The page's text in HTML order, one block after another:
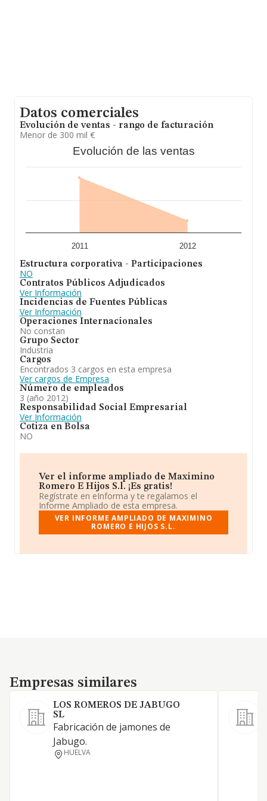
Datos comerciales
Evolución de ventas - rango de facturación
Menor de 300 mil €
Evolución de las ventas
2011 2012
Estructura corporativa - Participaciones
NO
Contratos Públicos Adjudicados
Ver Información
Incidencias de Fuentes Públicas
Ver Información
Operaciones Internacionales
No constan
Grupo Sector
Industria
Cargos
Encontrados 3 cargos en esta empresa
Ver cargos de Empresa
Número de empleados
3 (año 2012)
Responsabilidad Social Empresarial
Ver Información
Cotiza en Bolsa
NO
Ver el informe ampliado de Maximino
Romero E Hijos S.l. ¡Es gratis!
Regístrate en eInforma y te regalamos el
Informe Ampliado de esta empresa.
VER INFORME AMPLIADO DE MAXIMINO
ROMERO E HIJOS S.L.
Empresas similares
Empresas similares
LOS ROMEROS DE JABUGO
SL
Fabricación de jamones de
Jabugo.
HUELVA